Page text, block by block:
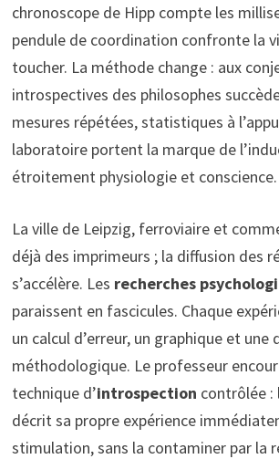
chronoscope de Hipp compte les
pendule de coordination confronte la
toucher. La méthode change : aux
introspectives des philosophes
mesures répétées, statistiques à
laboratoire portent la marque de
étroitement physiologie et conscience.
La ville de Leipzig, ferroviaire et
déjà des imprimeurs ; la diffusion des
s’accélère. Les recherches
paraissent en fascicules. Chaque
un calcul d’erreur, un graphique et une
méthodologique. Le professeur
technique d’introspection contrôlée :
décrit sa propre expérience
stimulation, sans la contaminer par la